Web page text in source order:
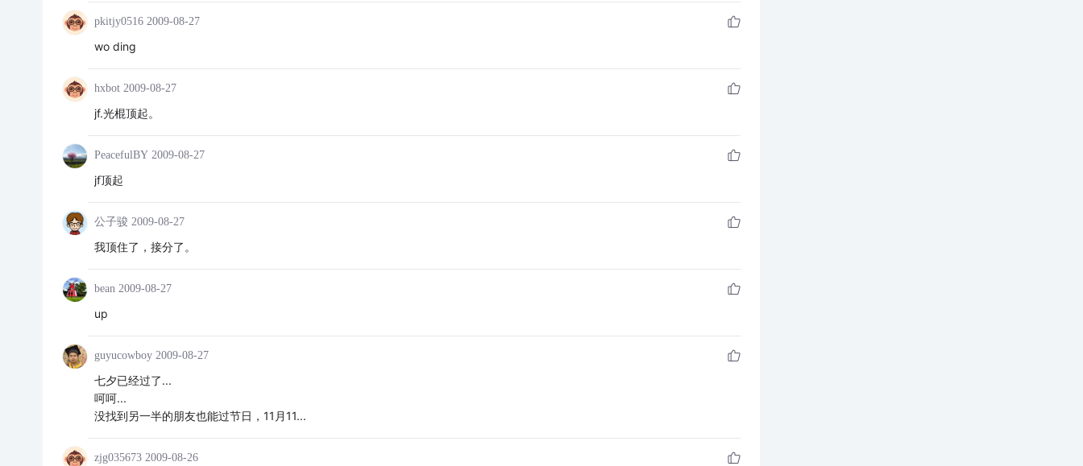
pkitjy0516 2009-08-27
wo ding
hxbot 2009-08-27
jf.光棍顶起。
PeacefulBY 2009-08-27
jf顶起
公子骏 2009-08-27
我顶住了，接分了。
bean 2009-08-27
up
guyucowboy 2009-08-27
七夕已经过了...
呵呵...
没找到另一半的朋友也能过节日，11月11...
zjg035673 2009-08-26